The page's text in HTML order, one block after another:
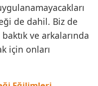
de dahil. Biz de
ve arkalarında
için onları